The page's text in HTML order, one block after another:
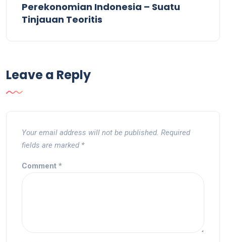
Perekonomian Indonesia – Suatu
Tinjauan Teoritis
Leave a Reply
Your email address will not be published. Required
fields are marked *
Comment *